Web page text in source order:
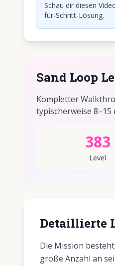
Schau dir diesen
für-Schritt-Lösung.
Sand Loop
Kompletter
typischerweise 8–15
383
Level
Detaillierte
Die Mission
große Anzahl an